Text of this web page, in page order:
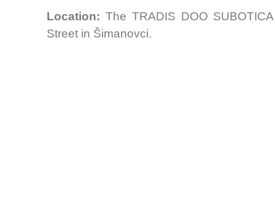
Location: The TRADIS DOO
Street in Šimanovci.